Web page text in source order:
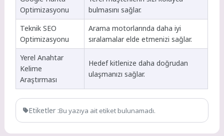
Optimizasyonu
bulmasını sağlar.
Teknik SEO
Optimizasyonu
Arama motorlarında daha iyi
sıralamalar elde etmenizi sağlar.
Yerel Anahtar
Kelime
Araştırması
Hedef kitlenize daha doğrudan
ulaşmanızı sağlar.
Etiketler :Bu yazıya ait etiket bulunamadı.